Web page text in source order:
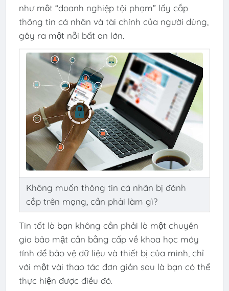
như một “doanh nghiệp tội phạm” lấy cắp
thông tin cá nhân và tài chính của người dùng,
gây ra một nỗi bất an lớn.
Không muốn thông tin cá nhân bị đánh
cắp trên mạng, cần phải làm gì?
Tin tốt là bạn không cần phải là một chuyên
gia bảo mật cần bằng cấp về khoa học máy
tính để bảo vệ dữ liệu và thiết bị của mình, chỉ
với một vài thao tác đơn giản sau là bạn có thể
thực hiện được điều đó.